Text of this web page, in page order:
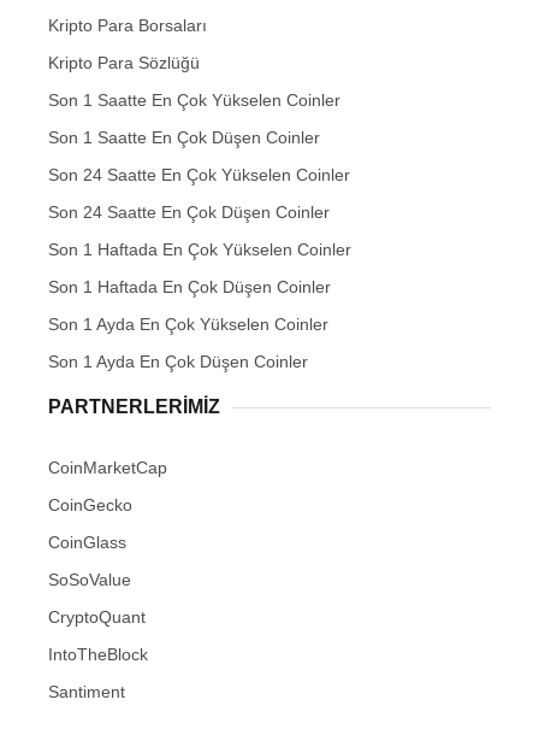
Kripto Para Borsaları
Kripto Para Sözlüğü
Son 1 Saatte En Çok Yükselen Coinler
Son 1 Saatte En Çok Düşen Coinler
Son 24 Saatte En Çok Yükselen Coinler
Son 24 Saatte En Çok Düşen Coinler
Son 1 Haftada En Çok Yükselen Coinler
Son 1 Haftada En Çok Düşen Coinler
Son 1 Ayda En Çok Yükselen Coinler
Son 1 Ayda En Çok Düşen Coinler
PARTNERLERIMIZ
CoinMarketCap
CoinGecko
CoinGlass
SoSoValue
CryptoQuant
IntoTheBlock
Santiment